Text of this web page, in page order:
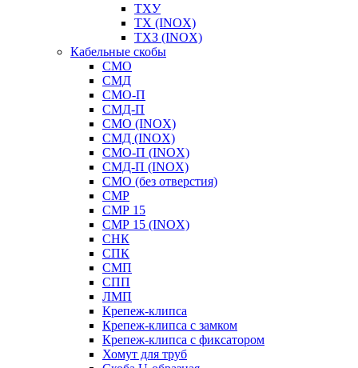
ТХУ
ТХ (INOX)
ТХЗ (INOX)
Кабельные скобы
СМО
СМД
СМО-П
СМД-П
СМО (INOX)
СМД (INOX)
СМО-П (INOX)
СМД-П (INOX)
СМО (без отверстия)
СМР
СМР 15
СМР 15 (INOX)
СНК
СПК
СМП
СПП
ЛМП
Крепеж-клипса
Крепеж-клипса с замком
Крепеж-клипса с фиксатором
Хомут для труб